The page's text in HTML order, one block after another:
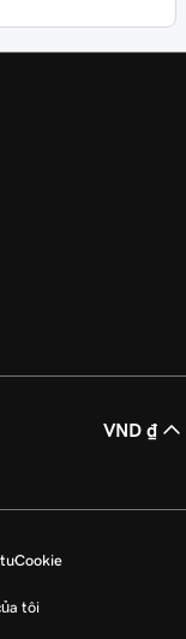
VND ₫
Cookie
tôi